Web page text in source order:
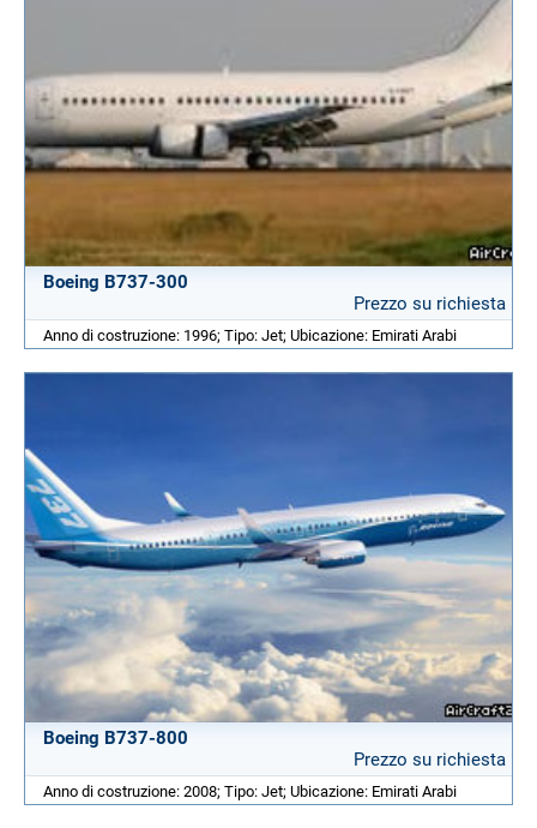
Boeing B737-300
Prezzo su richiesta
Anno di costruzione: 1996; Tipo: Jet; Ubicazione: Emirati Arabi
Boeing B737-800
Prezzo su richiesta
Anno di costruzione: 2008; Tipo: Jet; Ubicazione: Emirati Arabi